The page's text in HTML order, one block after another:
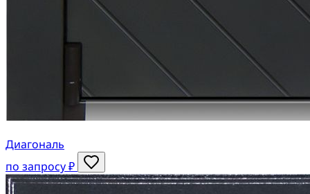
Диагональ
по запросу ₽